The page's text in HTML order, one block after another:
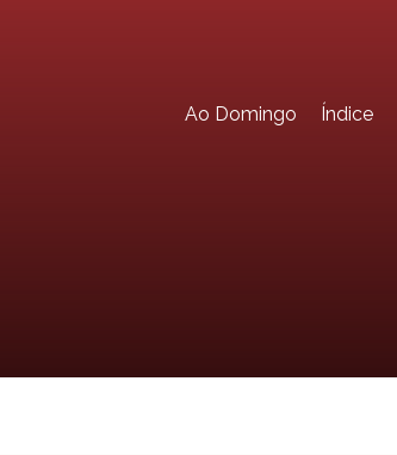
Ao Domingo Índice